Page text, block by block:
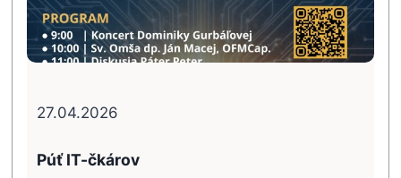
27.04.2026
Púť IT-čkárov